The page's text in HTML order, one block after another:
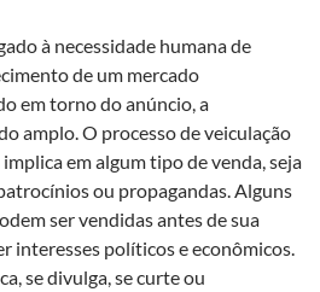
à necessidade humana de
de um mercado
em torno do anúncio, a
amplo. O processo de veiculação
em algum tipo de venda, seja
ou propagandas. Alguns
ser vendidas antes de sua
interesses políticos e econômicos.
se divulga, se curte ou